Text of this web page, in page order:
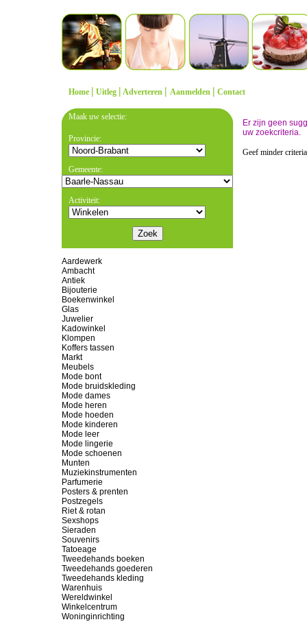
Home | Uitleg | Adverteren | Aanmelden | Contact
Maak uw selectie:
Provincie:
Gemeente:
Activiteit:
Aardewerk
Ambacht
Antiek
Bijouterie
Boekenwinkel
Glas
Juwelier
Kadowinkel
Klompen
Koffers tassen
Markt
Meubels
Mode bont
Mode bruidskleding
Mode dames
Mode heren
Mode hoeden
Mode kinderen
Mode leer
Mode lingerie
Mode schoenen
Munten
Muziekinstrumenten
Parfumerie
Posters & prenten
Postzegels
Riet & rotan
Sexshops
Sieraden
Souvenirs
Tatoeage
Tweedehands boeken
Tweedehands goederen
Tweedehands kleding
Warenhuis
Wereldwinkel
Winkelcentrum
Woninginrichting
Er zijn geen
uw zoekcriteria.
Geef minder